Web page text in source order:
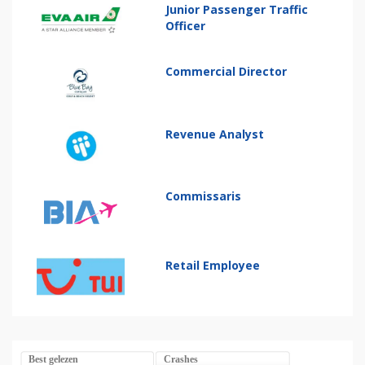
Junior Passenger Traffic
Officer
Commercial Director
Revenue Analyst
Commissaris
Retail Employee
Best gelezen Crashes